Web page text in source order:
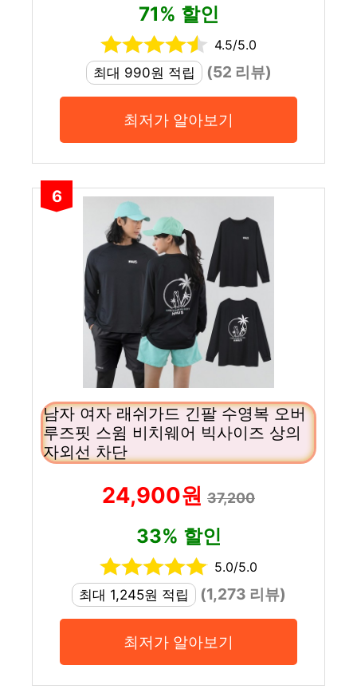
71% 할인
4.5/5.0
최대 990원 적립
(52 리뷰)
최저가 알아보기
6
남자 여자 래쉬가드 긴팔 수영복 오버
루즈핏 스윔 비치웨어 빅사이즈 상의
자외선 차단
24,900원 37,200
33% 할인
5.0/5.0
최대 1,245원 적립
(1,273 리뷰)
최저가 알아보기